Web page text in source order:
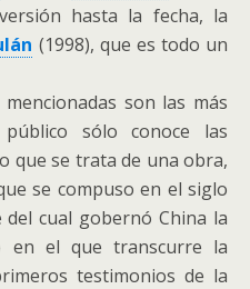
hasta la fecha, la
(1998), que es todo un
son las más
sólo conoce las
que se trata de una obra,
se compuso en el siglo
cual gobernó China la
en el que transcurre la
testimonios de la